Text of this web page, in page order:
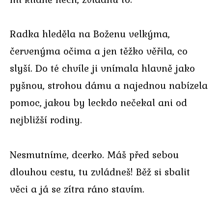
Radka hleděla na Boženu velkýma,
červenýma očima a jen těžko věřila, co
slyší. Do té chvíle ji vnímala hlavně jako
pyšnou, strohou dámu a najednou nabízela
pomoc, jakou by leckdo nečekal ani od
nejbližší rodiny.
Nesmutníme, dcerko. Máš před sebou
dlouhou cestu, tu zvládneš! Běž si sbalit
věci a já se zítra ráno stavím.